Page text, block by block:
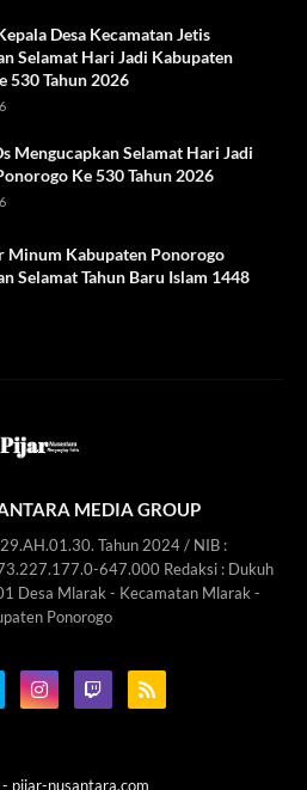
Desa Kecamatan Jetis
Selamat Hari Jadi Kabupaten
530 Tahun 2026
Mengucapkan Selamat Hari Jadi
Ke 530 Tahun 2026
Minum Kabupaten Ponorogo
Selamat Tahun Baru Islam 1448
MEDIA GROUP
Tahun 2024 / NIB :
647.000 Redaksi : Dukuh
Desa Mlarak - Kecamatan Mlarak -
Ponorogo
pijar-nusantara.com